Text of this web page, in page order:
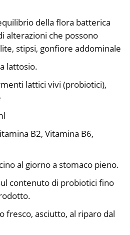
della flora batterica
alterazioni che possono
stipsi, gonfiore addominale
lattosio.
lattici vivi (probiotici),
B2, Vitamina B6,
al giorno a stomaco pieno.
contenuto di probiotici fino
fresco, asciutto, al riparo dal